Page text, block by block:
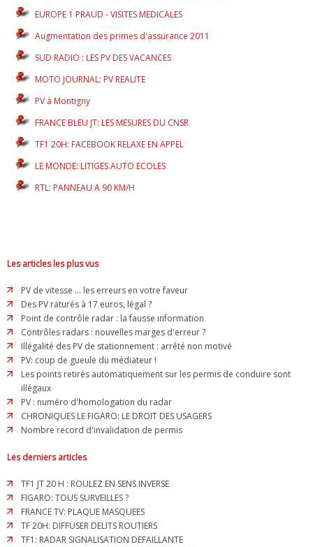
EUROPE 1 PRAUD - VISITES MEDICALES
Augmentation des primes d'assurance 2011
SUD RADIO : LES PV DES VACANCES
MOTO JOURNAL: PV REALITE
PV à Montigny
FRANCE BLEU JT: LES MESURES DU CNSR
TF1 20H: FACEBOOK RELAXE EN APPEL
LE MONDE: LITIGES AUTO ECOLES
RTL: PANNEAU A 90 KM/H
Les articles les plus vus
PV de vitesse ... les erreurs en votre faveur
Des PV raturés à 17 euros, légal ?
Point de contrôle radar : la fausse information
Contrôles radars : nouvelles marges d'erreur ?
Illégalité des PV de stationnement : arrêté non motivé
PV: coup de gueule du médiateur !
Les points retirés automatiquement sur les permis de conduire sont
illégaux
PV : numéro d'homologation du radar
CHRONIQUES LE FIGARO: LE DROIT DES USAGERS
Nombre record d'invalidation de permis
Les derniers articles
TF1 JT 20 H : ROULEZ EN SENS INVERSE
FIGARO: TOUS SURVEILLES ?
FRANCE TV: PLAQUE MASQUEES
TF 20H: DIFFUSER DELITS ROUTIERS
TF1: RADAR SIGNALISATION DEFAILLANTE